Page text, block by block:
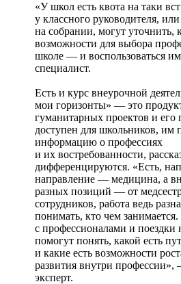
«У школ есть квота на таки
у классного руководителя,
на собрании, могут уточнить,
возможности для выбора
школе — и воспользоваться
специалист.
Есть и курс внеурочной
мои горизонты» — это
гуманитарных проектов и его
доступен для школьников, им
информацию о профессиях
и их востребованности,
дифференцируются. «Есть,
направление — медицина, а
разных позиций — от
сотрудников, работа ведь
понимать, кто чем
с профессионалами и поездки
помогут понять, какой есть
и какие есть возможности
развития внутри профессии»,
эксперт.